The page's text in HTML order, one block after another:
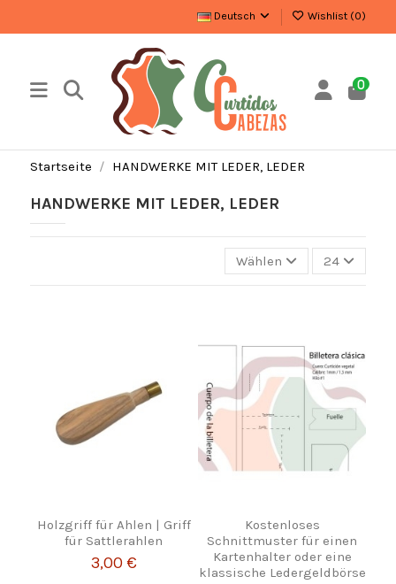
Deutsch Wishlist (0)
0
Startseite HANDWERKE MIT LEDER, LEDER
HANDWERKE MIT LEDER, LEDER
Wählen 24
Holzgriff für Ahlen | Griff
für Sattlerahlen
3,00 €
Kostenloses
Schnittmuster für einen
Kartenhalter oder eine
klassische Ledergeldbörse